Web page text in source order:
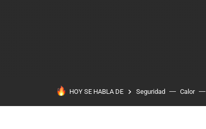
HOY SE HABLA DE Seguridad Calor